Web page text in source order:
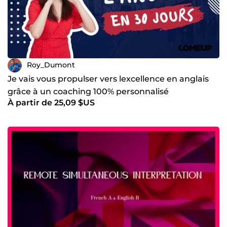
✔ Accompagnement personnalisé
✔ Communication claire et réactive
✔ Respect des délais et des engagements
✔ Confidentialité et professionnalisme
✔ Satisfaction client au cœur de chaque mission
Ma philosophie
Je crois qu'une collaboration réussie repose sur trois
valeurs fondamentales : la qualité, l'intégrité et le respect.
C'est pourquoi je m'engage à n'accepter que les missions
que je peux réaliser avec excellence et à maintenir une
communication transparente tout au long de notre
Parlons de votre projet
Que vous ayez besoin d'un interprète pour un
événement, d'une traduction professionnelle ou d'un
accompagnement linguistique personnalisé, je serai ravi
d'échanger avec vous.
Roy_Dumont
Je vais vous propulser vers lexcellence en anglais
grâce à un coaching 100% personnalisé
À partir de 25,09 $US